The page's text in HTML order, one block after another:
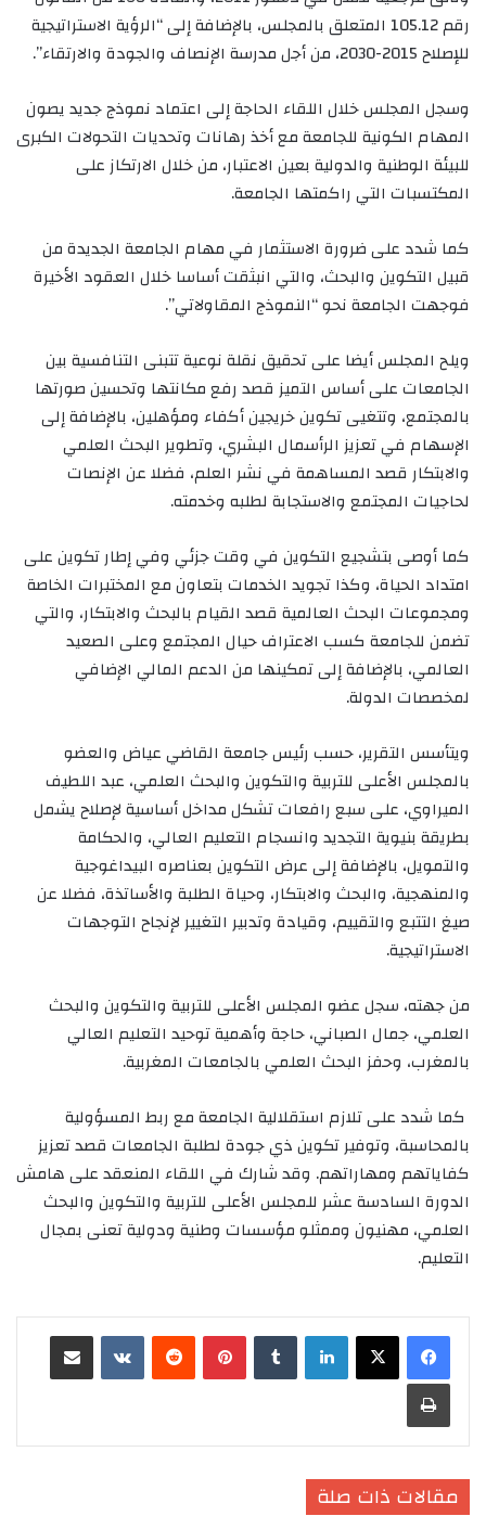
رقم 105.12 المتعلق بالمجلس، بالإضافة إلى “الرؤية الاستراتيجية
للإصلاح 2015-2030، من أجل مدرسة الإنصاف والجودة والارتقاء”.
وسجل المجلس خلال اللقاء الحاجة إلى اعتماد نموذج جديد يصون
المهام الكونية للجامعة مع أخذ رهانات وتحديات التحولات الكبرى
للبيئة الوطنية والدولية بعين الاعتبار، من خلال الارتكاز على
المكتسبات التي راكمتها الجامعة.
كما شدد على ضرورة الاستثمار في مهام الجامعة الجديدة من
قبيل التكوين والبحث، والتي انبثقت أساسا خلال العقود الأخيرة
فوجهت الجامعة نحو “النموذج المقاولاتي”.
ويلح المجلس أيضا على تحقيق نقلة نوعية تتبنى التنافسية بين
الجامعات على أساس التميز قصد رفع مكانتها وتحسين صورتها
بالمجتمع، وتتغيى تكوين خريجين أكفاء ومؤهلين، بالإضافة إلى
الإسهام في تعزيز الرأسمال البشري، وتطوير البحث العلمي
والابتكار قصد المساهمة في نشر العلم، فضلا عن الإنصات
لحاجيات المجتمع والاستجابة لطلبه وخدمته.
كما أوصى بتشجيع التكوين في وقت جزئي وفي إطار تكوين على
امتداد الحياة، وكذا تجويد الخدمات بتعاون مع المختبرات الخاصة
ومجموعات البحث العالمية قصد القيام بالبحث والابتكار، والتي
تضمن للجامعة كسب الاعتراف حيال المجتمع وعلى الصعيد
العالمي، بالإضافة إلى تمكينها من الدعم المالي الإضافي
لمخصصات الدولة.
ويتأسس التقرير، حسب رئيس جامعة القاضي عياض والعضو
بالمجلس الأعلى للتربية والتكوين والبحث العلمي، عبد اللطيف
الميراوي، على سبع رافعات تشكل مداخل أساسية لإصلاح يشمل
بطريقة بنيوية التجديد وانسجام التعليم العالي، والحكامة
والتمويل، بالإضافة إلى عرض التكوين بعناصره البيداغوجية
والمنهجية، والبحث والابتكار، وحياة الطلبة والأساتذة، فضلا عن
صيغ التتبع والتقييم، وقيادة وتدبير التغيير لإنجاح التوجهات
الاستراتيجية.
من جهته، سجل عضو المجلس الأعلى للتربية والتكوين والبحث
العلمي، جمال الصباني، حاجة وأهمية توحيد التعليم العالي
بالمغرب، وحفز البحث العلمي بالجامعات المغربية.
كما شدد على تلازم استقلالية الجامعة مع ربط المسؤولية
بالمحاسبة، وتوفير تكوين ذي جودة لطلبة الجامعات قصد تعزيز
كفاياتهم ومهاراتهم. وقد شارك في اللقاء المنعقد على هامش
الدورة السادسة عشر للمجلس الأعلى للتربية والتكوين والبحث
العلمي، مهنيون وممثلو مؤسسات وطنية ودولية تعنى بمجال
التعليم.
لينكدإن بينتيريست
طباعة
مقالات ذات صلة